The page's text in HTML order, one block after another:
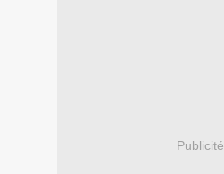
Publicité